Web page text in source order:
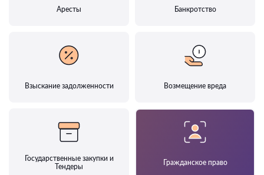
Аресты Банкротство
Взыскание задолженности Возмещение вреда
Государственные закупки и
Тендеры
Гражданское право